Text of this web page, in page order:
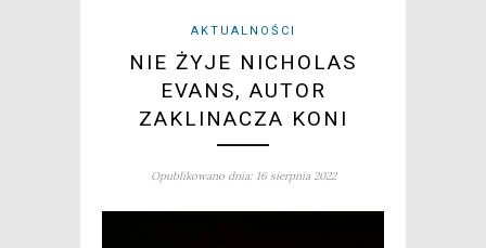
AKTUALNOŚCI
NIE ŻYJE NICHOLAS
EVANS, AUTOR
ZAKLINACZA KONI
Opublikowano dnia: 16 sierpnia 2022